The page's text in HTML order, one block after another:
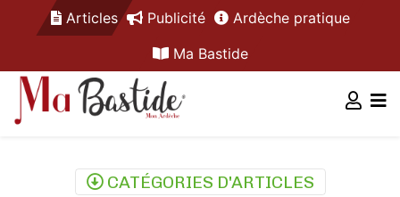
Articles Publicité
Ardèche pratique
Ma Bastide
CATÉGORIES D'ARTICLES